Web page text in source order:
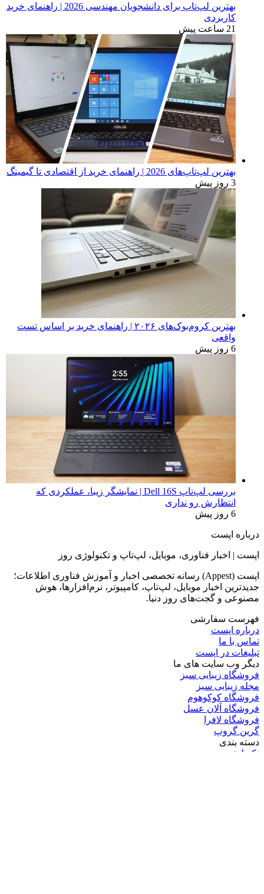
بهترین لپ‌تاپ برای دانشجویان مهندسی 2026 | راهنمای خرید
کاربردی
21 ساعت پیش
بهترین لپ‌تاپ‌های 2026 | راهنمای خرید از اقتصادی تا گیمینگ
3 روز پیش
بهترین کروم‌بوک‌های ۲۰۲۶ | راهنمای خرید بر اساس تست
واقعی
6 روز پیش
بررسی لپ‌تاپ Dell 16S | نمایشگر زیبا، عملکردی که
انتظارش رو نداری
6 روز پیش
درباره اپست
اپست | اخبار فناوری، موبایل، لپ‌تاپ و تکنولوژی روز
اپست (Appest) رسانه تخصصی اخبار و آموزش فناوری اطلاعات؛
جدیدترین اخبار موبایل، لپ‌تاپ، کامپیوتر، نرم‌افزارها، هوش
مصنوعی و گجت‌های روز دنیا.
فهرست سفارشی
درباره اپست
تماس با ما
تبلیغات در اپست
دیگر وب سایت های ما
فروشگاه زیبایی سبز
مجله زیبایی سبز
فروشگاه کوکوهوم
فروشگاه آلان عسل
فروشگاه لافرا
گرین گروپ
دسته بندی
تکنولوژی